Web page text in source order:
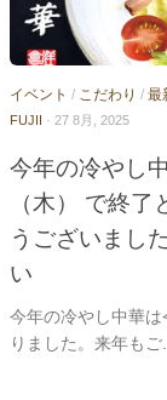
イベント / こだわり / 最
FUJII · 27 8月, 2025
今年の冷やし
（木） で終
うございまし
い
今年の冷やし中華
りました。来年もご